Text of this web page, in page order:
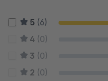
5 (6)
4 (0)
3 (0)
2 (0)